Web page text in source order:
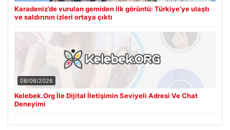
Karadeniz’de vurulan gemiden ilk görüntü: Türkiye’ye ulaştı
ve saldırının izleri ortaya çıktı
08/08/2026
Kelebek.Org İle Dijital İletişimin Seviyeli Adresi Ve Chat
Deneyimi